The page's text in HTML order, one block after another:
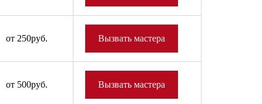
от 250руб. Вызвать мастера
от 500руб. Вызвать мастера